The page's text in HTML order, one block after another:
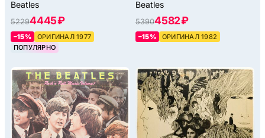
Beatles
52294445 ₽
–15%
ОРИГИНАЛ 1977
ПОПУЛЯРНО
Beatles
53904582 ₽
–15% ОРИГИНАЛ 1982